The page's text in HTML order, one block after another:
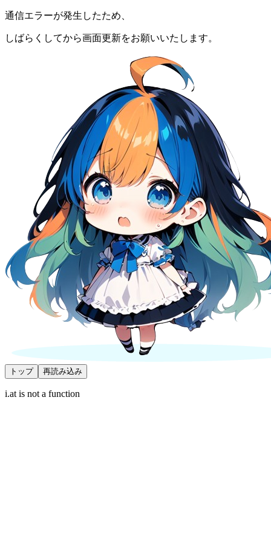
通信エラーが発生したため、
しばらくしてから画面更新をお願いいたします。
トップ 再読み込み
i.at is not a function